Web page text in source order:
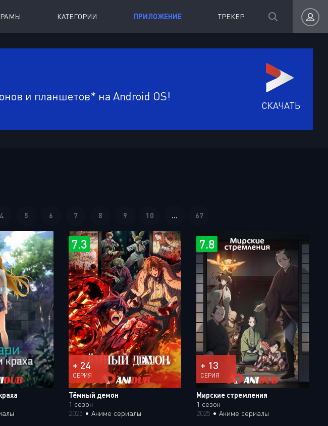
КАТЕГОРИИ ПРИЛОЖЕНИЕ ТРЕКЕР
Или войти через
и планшетов* на Android OS!
СКАЧАТЬ
4 5 6 7 8 9 10 ... 67
7.3
+ 24
СЕРИЯ
Тёмный демон
1 сезон
2025 •Аниме сериалы
7.8
+ 13
СЕРИЯ
Мирские стремления
1 сезон
2025 •Аниме сериалы